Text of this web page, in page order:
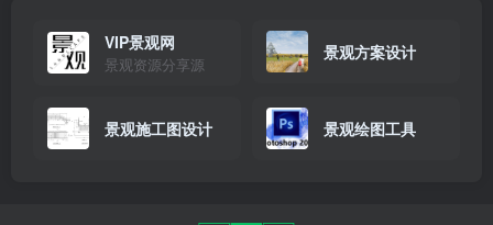
VIP景观网
景观资源分享源
景观方案设计
景观施工图设计 景观绘图工具